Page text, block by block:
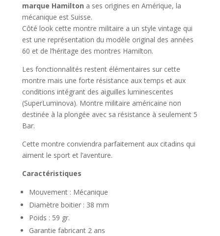
marque Hamilton a ses origines en Amérique, la
mécanique est Suisse.
Côté look cette montre militaire a un style vintage qui
est une représentation du modèle original des années
60 et de l’héritage des montres Hamilton.
Les fonctionnalités restent élémentaires sur cette
montre mais une forte résistance aux temps et aux
conditions intégrant des aiguilles luminescentes
(SuperLuminova). Montre militaire américaine non
destinée à la plongée avec sa résistance à seulement 5
Bar.
Cette montre conviendra parfaitement aux citadins qui
aiment le sport et l’aventure.
Caractéristiques
Mouvement : Mécanique
Diamètre boitier : 38 mm
Poids : 59 gr.
Garantie fabricant 2 ans